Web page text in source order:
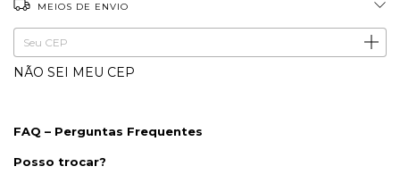
MEIOS DE ENVIO
Entregas para o CEP: ALTERAR CEP
NÃO SEI MEU CEP
FAQ – Perguntas Frequentes
Posso trocar?